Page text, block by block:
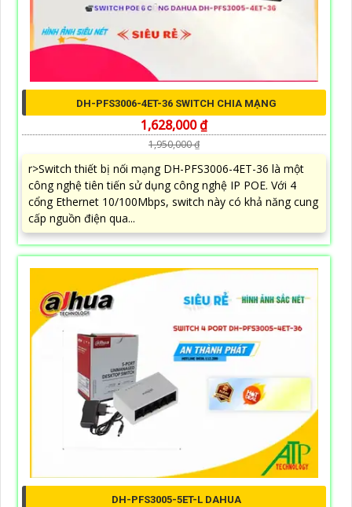
DH-PFS3006-4ET-36 SWITCH CHIA MẠNG
1,628,000 ₫
1,950,000 ₫
r>Switch thiết bị nối mạng DH-PFS3006-4ET-36 là một
công nghệ tiên tiến sử dụng công nghệ IP POE. Với 4
cổng Ethernet 10/100Mbps, switch này có khả năng cung
cấp nguồn điện qua...
DH-PFS3005-5ET-L DAHUA